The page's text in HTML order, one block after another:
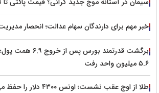
خبر مهم برای دارندگان سهام عدالت؛ انحصار
برگشت قدرتمند بورس پس
۵.۶ میلیون واحد رفت
طلا از اوج عقب نشست؛ اونس